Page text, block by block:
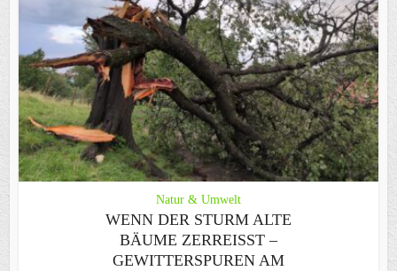
Natur & Umwelt
WENN DER STURM ALTE
BÄUME ZERREISST – G
EWITTERSPUREN AM S